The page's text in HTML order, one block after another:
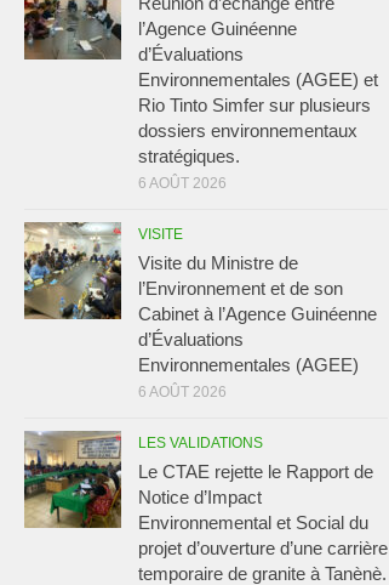
l’Agence Guinéenne
d’Évaluations
Environnementales (AGEE) et
Rio Tinto Simfer sur plusieurs
dossiers environnementaux
stratégiques.
6 AOÛT 2026
VISITE
Visite du Ministre de
l’Environnement et de son
Cabinet à l’Agence Guinéenne
d’Évaluations
Environnementales (AGEE)
6 AOÛT 2026
LES VALIDATIONS
Le CTAE rejette le Rapport de
Notice d’Impact
Environnemental et Social du
projet d’ouverture d’une carrière
temporaire de granite à Tanènè.